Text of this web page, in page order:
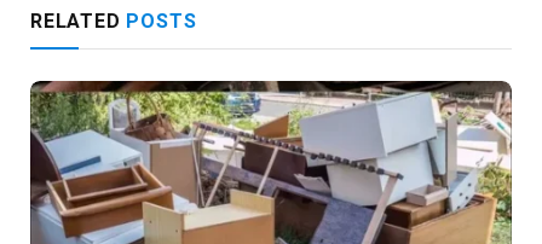
RELATED POSTS